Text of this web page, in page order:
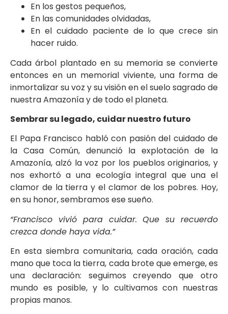
En los gestos pequeños,
En las comunidades olvidadas,
En el cuidado paciente de lo que crece sin
hacer ruido.
Cada árbol plantado en su memoria se convierte
entonces en un memorial viviente, una forma de
inmortalizar su voz y su visión en el suelo sagrado de
nuestra Amazonía y de todo el planeta.
Sembrar su legado, cuidar nuestro futuro
El Papa Francisco habló con pasión del cuidado de
la Casa Común, denunció la explotación de la
Amazonía, alzó la voz por los pueblos originarios, y
nos exhortó a una ecología integral que una el
clamor de la tierra y el clamor de los pobres. Hoy,
en su honor, sembramos ese sueño.
“Francisco vivió para cuidar. Que su recuerdo
crezca donde haya vida.”
En esta siembra comunitaria, cada oración, cada
mano que toca la tierra, cada brote que emerge, es
una declaración: seguimos creyendo que otro
mundo es posible, y lo cultivamos con nuestras
propias manos.